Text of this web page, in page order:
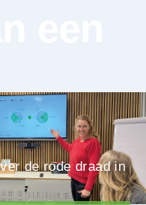
de rode draad in